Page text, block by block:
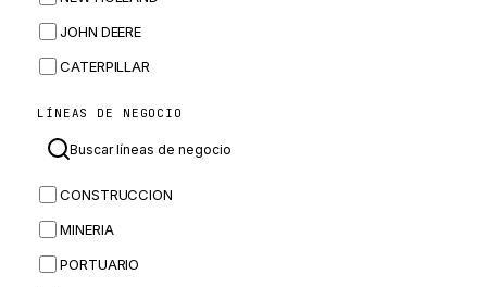
JOHN DEERE
CATERPILLAR
MASSEY FERGUSON
BOBCAT
JCB
KOMATSU
LÍNEAS DE NEGOCIO
CONSTRUCCION
MINERIA
PORTUARIO